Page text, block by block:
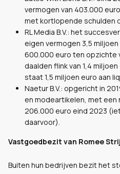
vermogen van 403.000
met kortlopende schulden
RL Media B.V.: het
eigen vermogen 3,5
600.000 euro ten opzichte
daalden flink van 1,4
staat 1,5 miljoen euro aan
Naetur B.V.: opgericht in
en modeartikelen, met
206.000 euro eind 2023
daarvoor).
Vastgoedbezit van Romee
Buiten hun bedrijven bezit het